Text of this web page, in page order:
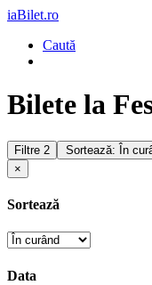
iaBilet.ro
Caută
Bilete la
Filtre 2
Sortează: În
×
Sortează
Data